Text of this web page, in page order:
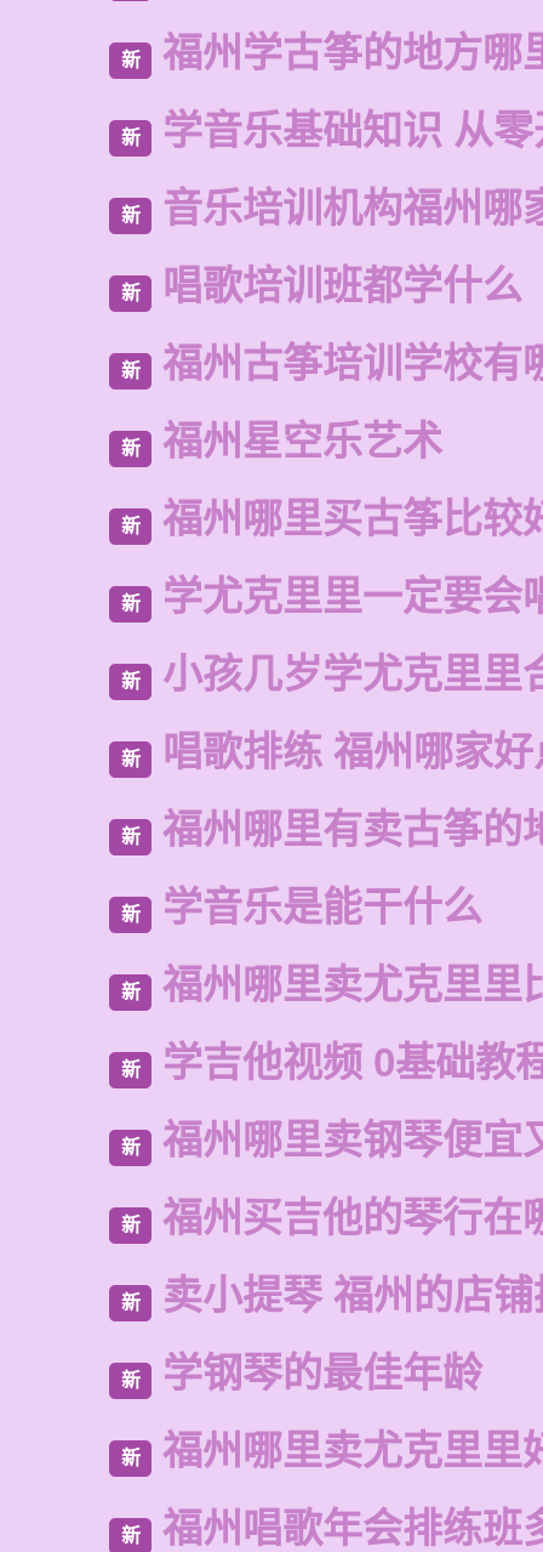
新 福州学古筝的地方哪
新 学音乐基础知识 从
新 音乐培训机构福州哪
新 唱歌培训班都学什么
新 福州古筝培训学校有
新 福州星空乐艺术
新 福州哪里买古筝比较
新 学尤克里里一定要会
新 小孩几岁学尤克里里
新 唱歌排练 福州哪家
新 福州哪里有卖古筝的
新 学音乐是能干什么
新 福州哪里卖尤克里里
新 学吉他视频 0基础教
新 福州哪里卖钢琴便宜
新 福州买吉他的琴行在
新 卖小提琴 福州的店
新 学钢琴的最佳年龄
新 福州哪里卖尤克里里
新 福州唱歌年会排练班